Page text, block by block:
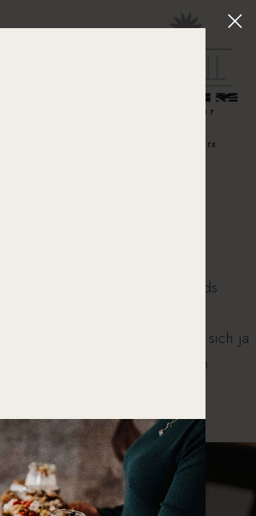
bis elf. Mittags und abends
wir
. Und ein Lächeln. Man gönnt sich ja
im